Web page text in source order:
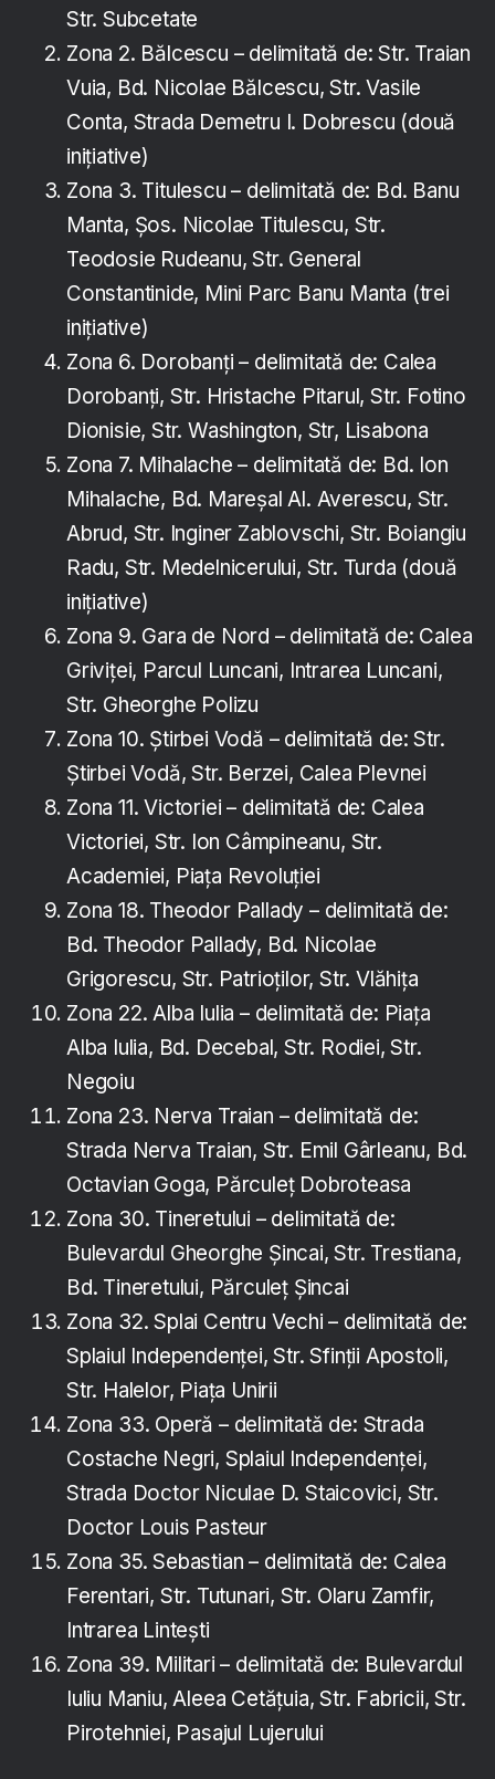
Str. Subcetate
Zona 2. Bălcescu – delimitată de: Str. Traian
Vuia, Bd. Nicolae Bălcescu, Str. Vasile
Conta, Strada Demetru I. Dobrescu (două
inițiative)
Zona 3. Titulescu – delimitată de: Bd. Banu
Manta, Șos. Nicolae Titulescu, Str.
Teodosie Rudeanu, Str. General
Constantinide, Mini Parc Banu Manta (trei
inițiative)
Zona 6. Dorobanți – delimitată de: Calea
Dorobanți, Str. Hristache Pitarul, Str. Fotino
Dionisie, Str. Washington, Str, Lisabona
Zona 7. Mihalache – delimitată de: Bd. Ion
Mihalache, Bd. Mareșal Al. Averescu, Str.
Abrud, Str. Inginer Zablovschi, Str. Boiangiu
Radu, Str. Medelnicerului, Str. Turda (două
inițiative)
Zona 9. Gara de Nord – delimitată de: Calea
Griviței, Parcul Luncani, Intrarea Luncani,
Str. Gheorghe Polizu
Zona 10. Știrbei Vodă – delimitată de: Str.
Știrbei Vodă, Str. Berzei, Calea Plevnei
Zona 11. Victoriei – delimitată de: Calea
Victoriei, Str. Ion Câmpineanu, Str.
Academiei, Piața Revoluției
Zona 18. Theodor Pallady – delimitată de:
Bd. Theodor Pallady, Bd. Nicolae
Grigorescu, Str. Patrioților, Str. Vlăhița
Zona 22. Alba Iulia – delimitată de: Piața
Alba Iulia, Bd. Decebal, Str. Rodiei, Str.
Negoiu
Zona 23. Nerva Traian – delimitată de:
Strada Nerva Traian, Str. Emil Gârleanu, Bd.
Octavian Goga, Părculeț Dobroteasa
Zona 30. Tineretului – delimitată de:
Bulevardul Gheorghe Șincai, Str. Trestiana,
Bd. Tineretului, Părculeț Șincai
Zona 32. Splai Centru Vechi – delimitată de:
Splaiul Independenței, Str. Sfinții Apostoli,
Str. Halelor, Piața Unirii
Zona 33. Operă – delimitată de: Strada
Costache Negri, Splaiul Independenței,
Strada Doctor Niculae D. Staicovici, Str.
Doctor Louis Pasteur
Zona 35. Sebastian – delimitată de: Calea
Ferentari, Str. Tutunari, Str. Olaru Zamfir,
Intrarea Lintești
Zona 39. Militari – delimitată de: Bulevardul
Iuliu Maniu, Aleea Cetățuia, Str. Fabricii, Str.
Pirotehniei, Pasajul Lujerului